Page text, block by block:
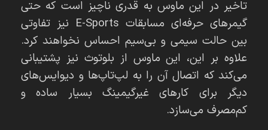
تاخیر در این ماوس به قدری ناچیز است که حتی
گیمرهای حرفه‌ای مسابقات E-Sports نیز تفاوتی
بین حالت سیمی و بی‌سیم احساس نخواهند کرد.
علاوه بر این، این ماوس از بلوتوث نیز پشتیبانی
می‌کند که اتصال آن را به لپ‌تاپ‌ها و دیوایس‌های
دیگر برای کارهای غیرگیمینگ بسیار ساده و
کم‌مصرف می‌سازد.